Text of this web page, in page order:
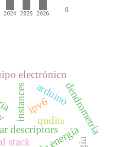
ipv6
descriptors
quditsdendrometría
instances
stack
electrónico
arduino